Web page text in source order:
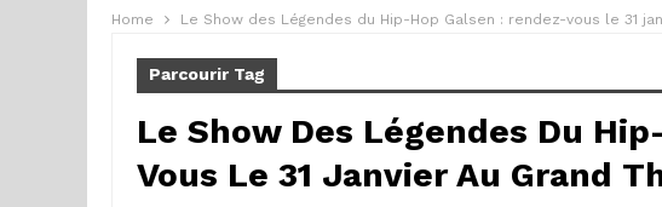
Home Le Show des Légendes du Hip-Hop Galsen : rendez-vous le 31
Parcourir Tag
Le Show Des Légendes Du
Vous Le 31 Janvier Au Grand